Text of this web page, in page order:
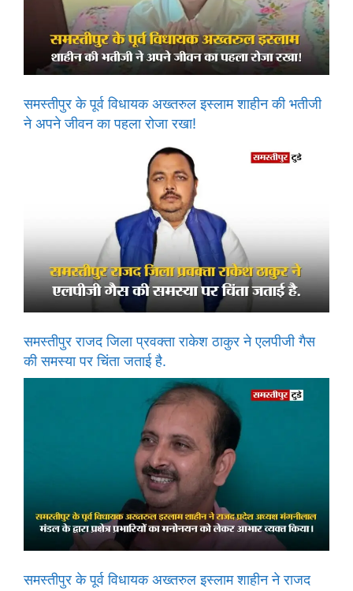
समस्तीपुर के पूर्व विधायक अख्तरुल इस्लाम शाहीन की भतीजी
ने अपने जीवन का पहला रोजा रखा!
समस्तीपुर राजद जिला प्रवक्ता राकेश ठाकुर ने एलपीजी गैस
की समस्या पर चिंता जताई है.
समस्तीपुर के पूर्व विधायक अख्तरुल इस्लाम शाहीन ने राजद